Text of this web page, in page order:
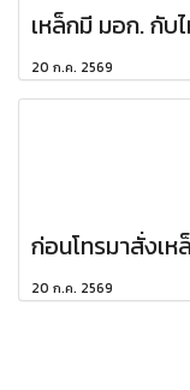
เหล็กมี มอก. กับ
20 ก.ค. 2569
ก่อนโทรมาสั่งเ
20 ก.ค. 2569